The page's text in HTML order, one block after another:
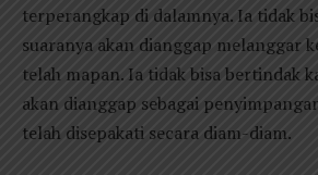
terperangkap di dalamnya. Ia tidak
suaranya akan dianggap melanggar
telah mapan. Ia tidak bisa bertindak
akan dianggap sebagai
telah disepakati secara diam-diam.